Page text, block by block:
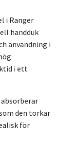
i Ranger
handduk
användning i
i ett
den torkar
för